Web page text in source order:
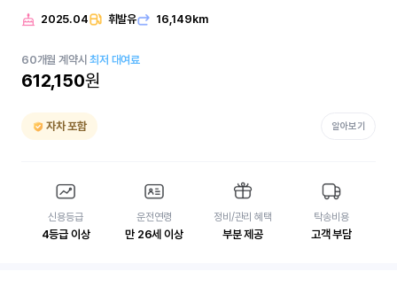
2025.04 휘발유 16,149km
60개월 계약시최저 대여료
612,150원
자차 포함 알아보기
신용등급
4등급 이상
운전연령
만 26세 이상
정비/관리 혜택
부분 제공
탁송비용
고객 부담